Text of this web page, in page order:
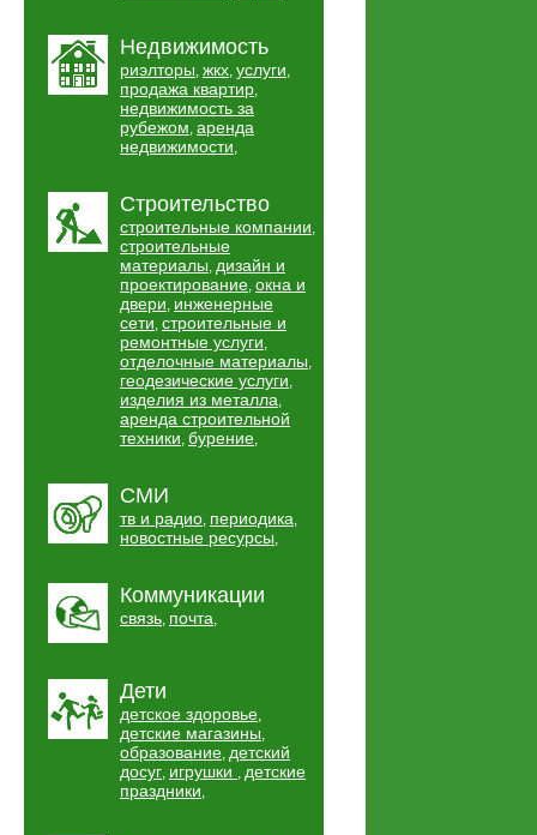
Недвижимость
риэлторы, жкх, услуги,
продажа квартир,
недвижимость за
рубежом, аренда
недвижимости,
Строительство
строительные компании,
строительные
материалы, дизайн и
проектирование, окна и
двери, инженерные
сети, строительные и
ремонтные услуги,
отделочные материалы,
геодезические услуги,
изделия из металла,
аренда строительной
техники, бурение,
СМИ
тв и радио, периодика,
новостные ресурсы,
Коммуникации
связь, почта,
Дети
детское здоровье,
детские магазины,
образование, детский
досуг, игрушки , детские
праздники,